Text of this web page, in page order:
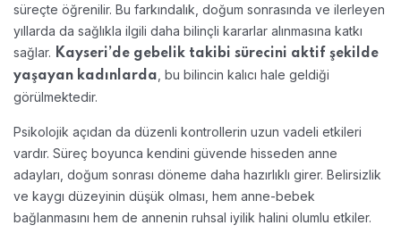
süreçte öğrenilir. Bu farkındalık, doğum sonrasında ve ilerleyen
yıllarda da sağlıkla ilgili daha bilinçli kararlar alınmasına katkı
sağlar. Kayseri’de gebelik takibi sürecini aktif şekilde
yaşayan kadınlarda , bu bilincin kalıcı hale geldiği
görülmektedir.
Psikolojik açıdan da düzenli kontrollerin uzun vadeli etkileri
vardır. Süreç boyunca kendini güvende hisseden anne
adayları, doğum sonrası döneme daha hazırlıklı girer. Belirsizlik
ve kaygı düzeyinin düşük olması, hem anne-bebek
bağlanmasını hem de annenin ruhsal iyilik halini olumlu etkiler.